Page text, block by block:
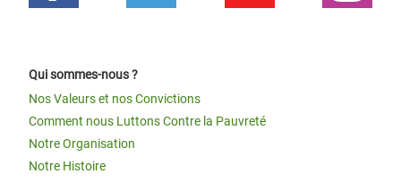
Qui sommes-nous ?
Nos Valeurs et nos Convictions
Comment nous Luttons Contre la Pauvreté
Notre Organisation
Notre Histoire